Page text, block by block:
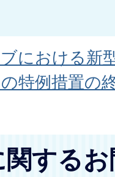
における新
特例措置の
関する